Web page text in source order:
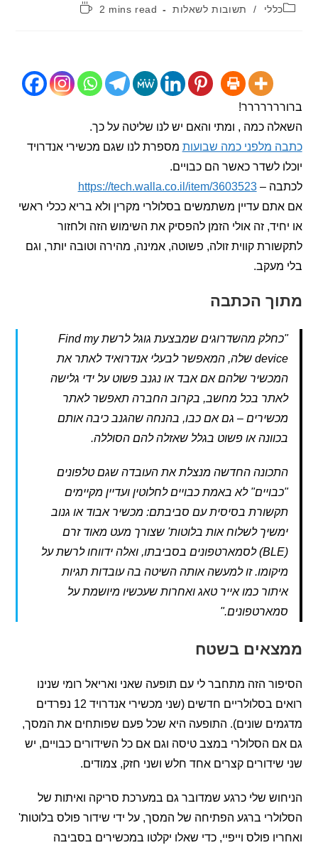
/ תשובות לשאלות
זמן
2 mins read
כמה , ומתי והאם יש לנו שליטה על כך.
מלפני כמה שבועות מספרת לנו שגם מכשירי אנדרויד
לשדר כאשר הם כבויים.
–
https://tech.walla.co.il/item/3603523
עדיין משתמשים בסלולרי מקרין ולא בריא ככלי ראשי
זה אולי הזמן להפסיק את השימוש הזה ולחזור
קווית זולה, פשוטה, אמינה, מהירה וטובה יותר, וגם
הכתבה
"כחלק מהשדרוגים שמבצעת גוגל לרשת Find my
device שלה, המאפשר לבעלי אנדרואיד לאתר את
שלהם אם אבד או נגנב פשוט על ידי גלישה
בכל מחשב, בקרוב החברה תאפשר לאתר
– גם אם כבו, בהנחה שהגנב כיבה אותם
או פשוט בגלל שאזלה להם הסוללה.
החדשה מנצלת את העובדה שגם טלפונים
לא באמת כבויים לחלוטין ועדיין מקיימים
בסיסית עם סביבתם: מכשיר אבוד או גנוב
לשלוח אות בלוטות' שצורך מעט מאוד זרם
(BLE) לסמארטפונים בסביבתו, ואלה ידווחו לרשת על
זו למעשה אותה השיטה בה עובדות תגיות
כמו אייר טאג ואחרות שעכשיו מיושמת על
בשטח
הזה מתחבר לי עם תופעה שאני ואריאל רומי שנינו
רואים בסלולריים חדשים (שני מכשירי אנדרויד 12 נפרדים
שונים). התופעה היא שכל פעם שפותחים את המסך,
הסלולרי במצב טיסה וגם אם כל השידורים כבויים, יש
קצרים אחד חלש ושני חזק, צמודים.
שלי כרגע שמדובר גם במערכת סריקה ואיתות של
ברגע הפתיחה של המסך, על ידי שידור פולס בלוטות'
פולס וייפיי, כדי שאלו יקלטו במכשירים בסביבה